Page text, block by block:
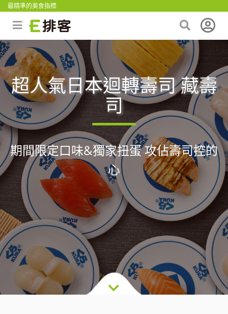
最精準的美食指標
超人氣日本迴轉壽司 藏壽
司
期間限定口味&獨家扭蛋 攻佔壽司控的
心